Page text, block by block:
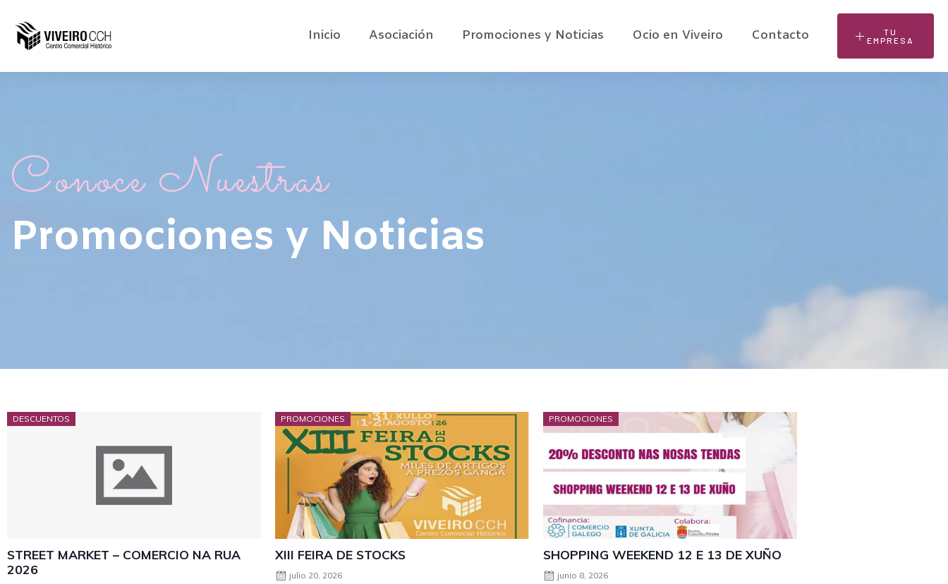
Inicio Asociación Promociones y Noticias Ocio en Viveiro Contacto
TU
EMPRESA
Conoce Nuestras
Promociones y Noticias
DESCUENTOS
STREET MARKET – COMERCIO NA RUA
2026
PROMOCIONES
XIII FEIRA DE STOCKS
julio 20, 2026
PROMOCIONES
SHOPPING WEEKEND 12 E 13 DE XUÑO
junio 8, 2026